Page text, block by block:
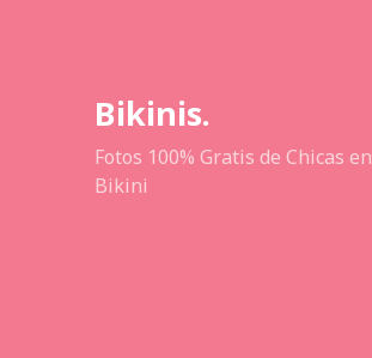
Bikinis.
Fotos 100% Gratis de Chicas en
Bikini